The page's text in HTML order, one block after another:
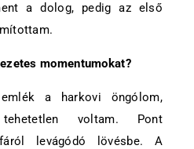
a dolog, pedig az első
momentumokat?
a harkovi öngólom,
voltam. Pont
levágódó lövésbe. A